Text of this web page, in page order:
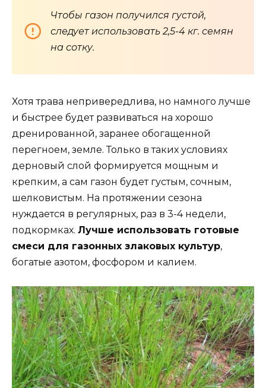
Чтобы газон получился густой,
следует использовать 2,5-4 кг. семян
на сотку.
Хотя трава непривередлива, но намного лучше
и быстрее будет развиваться на хорошо
дренированной, заранее обогащенной
перегноем, земле. Только в таких условиях
дерновый слой формируется мощным и
крепким, а сам газон будет густым, сочным,
шелковистым. На протяжении сезона
нуждается в регулярных, раз в 3-4 недели,
подкормках. Лучше использовать готовые
смеси для газонных злаковых культур,
богатые азотом, фосфором и калием.